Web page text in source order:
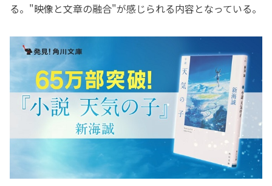
る。"映像と文章の融合"が感じられる内容となっている。